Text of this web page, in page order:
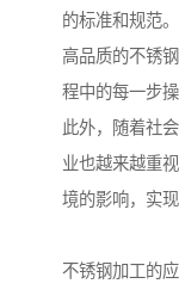
的标准和规范。
高品质的不锈
程中的每一步
此外，随着社
业也越来越重
境的影响，实现
不锈钢加工的